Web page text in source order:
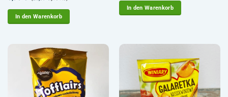
mit 5von
5
In den Warenkorb
In den Warenkorb